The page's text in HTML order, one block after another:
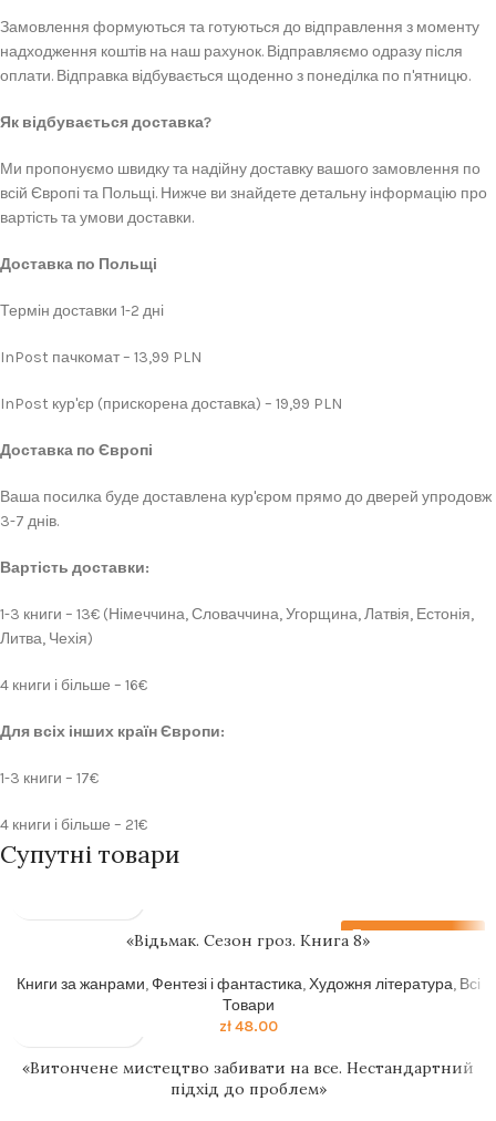
Замовлення формуються та готуються до відправлення з моменту
надходження коштів на наш рахунок. Відправляємо одразу після
оплати. Відправка відбувається щоденно з понеділка по п'ятницю.
Як відбувається доставка?
Ми пропонуємо швидку та надійну доставку вашого замовлення по
всій Європі та Польщі. Нижче ви знайдете детальну інформацію про
вартість та умови доставки.
Доставка по Польщі
Термін доставки 1-2 дні
InPost пачкомат – 13,99 PLN
InPost кур'єр (прискорена доставка) – 19,99 PLN
Доставка по Європі
Ваша посилка буде доставлена кур'єром прямо до дверей упродовж
3-7 днів.
Вартість доставки:
1-3 книги – 13€ (Німеччина, Словаччина, Угорщина, Латвія, Естонія,
Литва, Чехія)
4 книги і більше – 16€
Для всіх інших країн Європи:
1-3 книги – 17€
4 книги і більше – 21€
Супутні товари
Передзамовлення
«Відьмак. Сезон гроз. Книга 8»
Книги за жанрами,Фентезі і фантастика,Художня література, Всі
Товари
zł48.00
«Витончене мистецтво забивати на все. Нестандартний
підхід до проблем»